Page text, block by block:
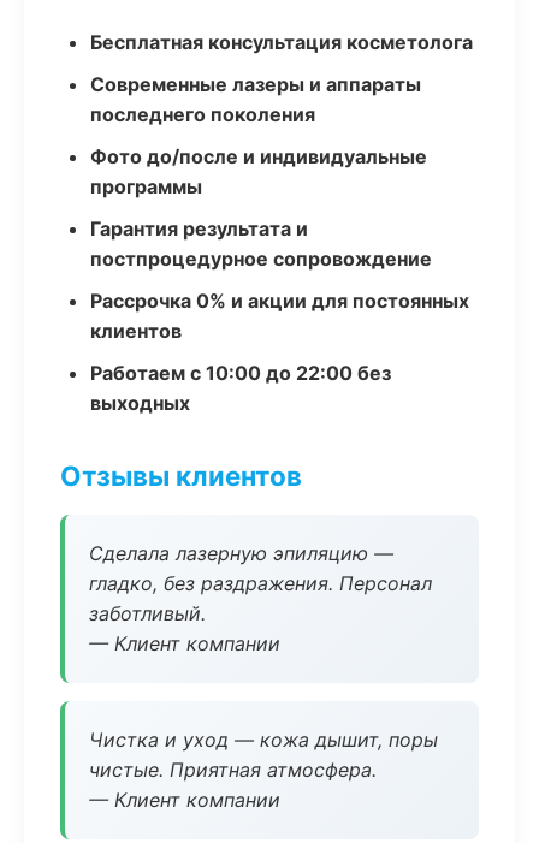
Бесплатная консультация косметолога
Современные лазеры и аппараты
последнего поколения
Фото до/после и индивидуальные
программы
Гарантия результата и
постпроцедурное сопровождение
Рассрочка 0% и акции для постоянных
клиентов
Работаем с 10:00 до 22:00 без
выходных
Отзывы клиентов
Сделала лазерную эпиляцию —
гладко, без раздражения. Персонал
заботливый.
— Клиент компании
Чистка и уход — кожа дышит, поры
чистые. Приятная атмосфера.
— Клиент компании